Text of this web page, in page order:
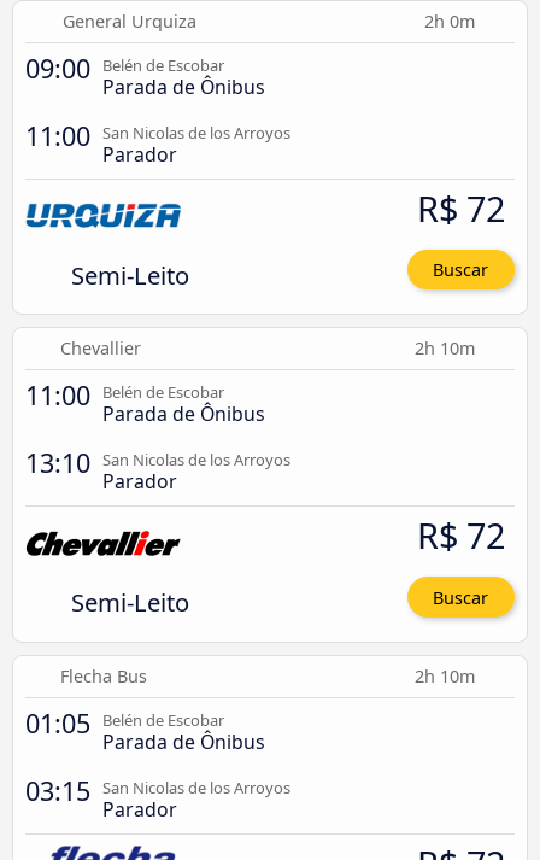
General Urquiza 2h 0m
09:00 Belén de Escobar
Parada de Ônibus
11:00 San Nicolas de los Arroyos
Parador
Semi-Leito
R$ 72
Buscar
Chevallier 2h 10m
11:00 Belén de Escobar
Parada de Ônibus
13:10 San Nicolas de los Arroyos
Parador
Semi-Leito
R$ 72
Buscar
Flecha Bus 2h 10m
01:05 Belén de Escobar
Parada de Ônibus
03:15 San Nicolas de los Arroyos
Parador